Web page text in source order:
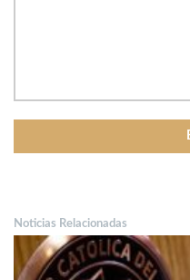
Noticias Relacionadas